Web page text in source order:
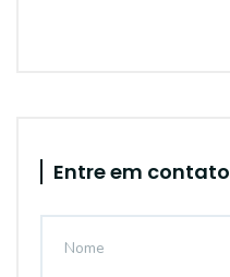
Entre em contato